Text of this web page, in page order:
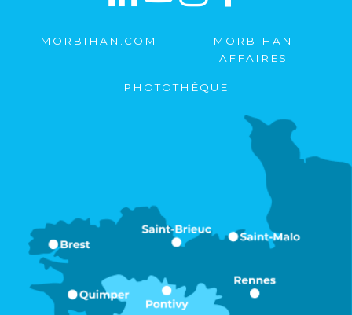
MORBIHAN.COM
MORBIHAN
AFFAIRES
PHOTOTHÈQUE